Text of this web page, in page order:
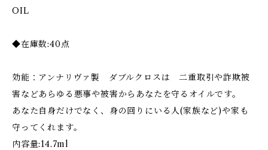
OIL
◆在庫数:40点
効能：アンナリヴァ製 ダブルクロスは 二重取引や詐欺被
害などあらゆる悪事や被害からあなたを守るオイルです。
あなた自身だけでなく、身の回りにいる人(家族など)や家も
守ってくれます。
内容量:14.7ml